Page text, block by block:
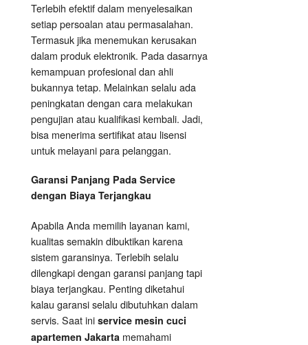
Terlebih efektif dalam menyelesaikan
setiap persoalan atau permasalahan.
Termasuk jika menemukan kerusakan
dalam produk elektronik. Pada dasarnya
kemampuan profesional dan ahli
bukannya tetap. Melainkan selalu ada
peningkatan dengan cara melakukan
pengujian atau kualifikasi kembali. Jadi,
bisa menerima sertifikat atau lisensi
untuk melayani para pelanggan.
Garansi Panjang Pada Service
dengan Biaya Terjangkau
Apabila Anda memilih layanan kami,
kualitas semakin dibuktikan karena
sistem garansinya. Terlebih selalu
dilengkapi dengan garansi panjang tapi
biaya terjangkau. Penting diketahui
kalau garansi selalu dibutuhkan dalam
servis. Saat ini service mesin cuci
apartemen Jakarta memahami